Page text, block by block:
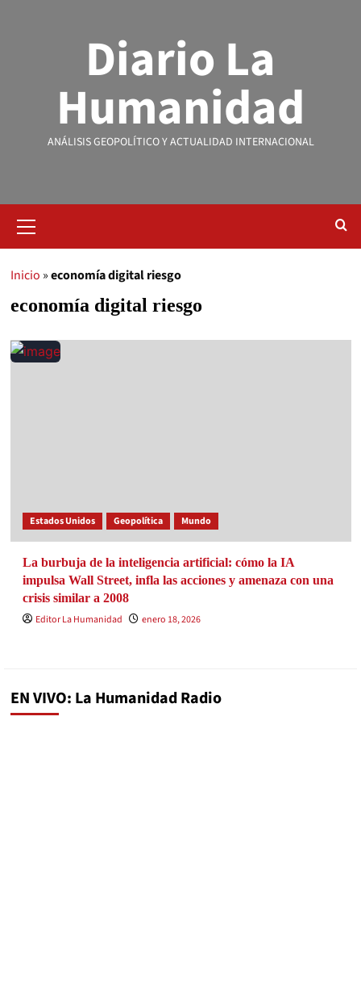
Diario La
Humanidad
ANÁLISIS GEOPOLÍTICO Y ACTUALIDAD INTERNACIONAL
Inicio »economía digital riesgo
economía digital riesgo
Estados Unidos Geopolítica Mundo
La burbuja de la inteligencia artificial: cómo la IA
impulsa Wall Street, infla las acciones y amenaza con una
crisis similar a 2008
Editor La Humanidad
enero 18, 2026
EN VIVO: La Humanidad Radio